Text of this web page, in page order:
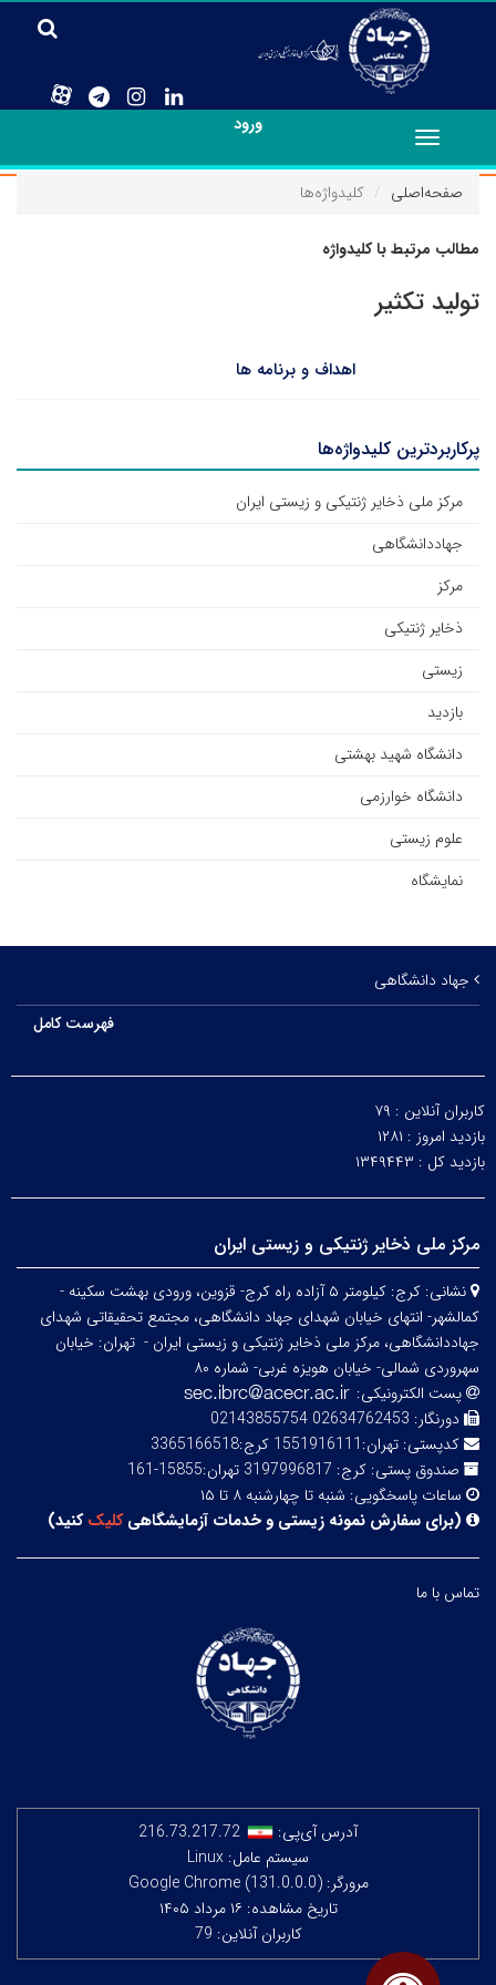
ورود
Toggle
navigation
صفحه‌اصلی
کلیدواژه‌ها
مطالب مرتبط با کلیدواژه
تولید تکثیر
اهداف و برنامه ها
پرکاربردترین کلیدواژه‌ها
مرکز ملی ذخایر ژنتیکی و زیستی ایران
جهاددانشگاهی
مرکز
ذخایر ژنتیکی
زیستی
بازدید
دانشگاه شهید بهشتی
دانشگاه خوارزمی
علوم زیستی
نمایشگاه
جهاد دانشگاهی
فهرست کامل
کاربران آنلاین : ۷۹
بازدید امروز : ۱۲۸۱
بازدید کل : ۱۳۴۹۴۴۳
مرکز ملی ذخایر ژنتیکی و زیستی ایران
نشانی:
کرج: کیلومتر ۵ آزاده راه کرج- قزوین، ورودی بهشت سکینه -
کمالشهر- انتهای خیابان شهدای جهاد دانشگاهی، مجتمع تحقیقاتی شهدای
جهاددانشگاهی، مرکز ملی ذخایر ژنتیکی و زیستی ایران - تهران: خیابان
سهروردی شمالی- خیابان هویزه غربی- شماره ۸۰
پست الکترونیکی:
دورنگار: 02634762453 02143855754
کدپستی: تهران:1551916111 کرج:3365166518
صندوق پستی: کرج: 3197996817 تهران:15855-161
ساعات پاسخگویی: شنبه تا چهارشنبه ۸ تا ۱۵
(برای سفارش نمونه زیستی و خدمات آزمایشگاهیکلیککنید)
تماس با ما
آدرس آی‌پی:
216.73.217.72
سیستم عامل: Linux
مرورگر: Google Chrome (131.0.0.0)
تاریخ مشاهده: ۱۶ مرداد ۱۴۰۵
کاربران آنلاین: 79